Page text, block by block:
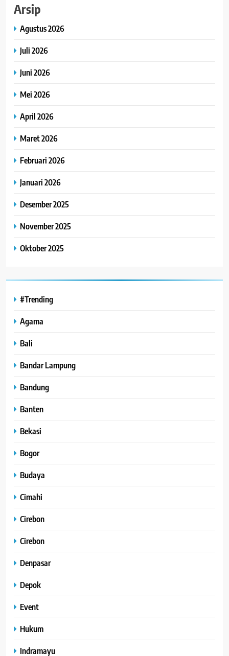
Arsip
Agustus 2026
Juli 2026
Juni 2026
Mei 2026
April 2026
Maret 2026
Februari 2026
Januari 2026
Desember 2025
November 2025
Oktober 2025
#Trending
Agama
Bali
Bandar Lampung
Bandung
Banten
Bekasi
Bogor
Budaya
Cimahi
Cirebon
Cirebon
Denpasar
Depok
Event
Hukum
Indramayu